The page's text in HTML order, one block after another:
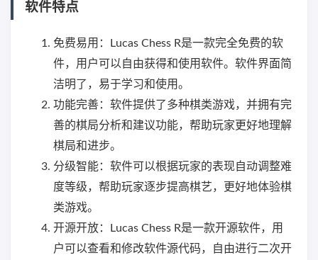
软件特点
免费易用：Lucas Chess R是一款完全免费的软
件，用户可以自由获得和使用软件。软件界面简
洁明了，易于学习和使用。
功能完善：软件提供了多种棋类游戏，并拥有完
善的棋局分析和建议功能，帮助玩家更好地理解
棋局和进步。
分级智能：软件可以根据玩家的表现自动调整难
度等级，帮助玩家逐步提高棋艺，更好地体验棋
类游戏。
开源开放：Lucas Chess R是一款开源软件，用
户可以查看和修改软件源代码，自由进行二次开